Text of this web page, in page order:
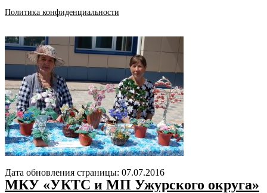
Политика конфиденциальности
Дата обновления страницы: 07.07.2016
МКУ «УКТС и МП Ужурского округа»